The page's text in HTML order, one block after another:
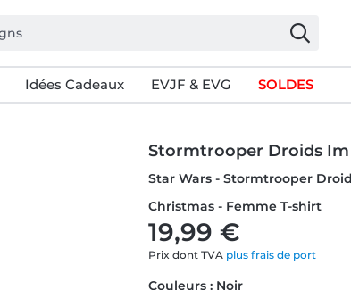
Idées Cadeaux EVJF & EVG SOLDES
Stormtrooper Droids
Star Wars - Stormtrooper
Christmas - Femme T-shirt
19,99 €
Prix dont TVA plus frais de port
Couleurs : Noir